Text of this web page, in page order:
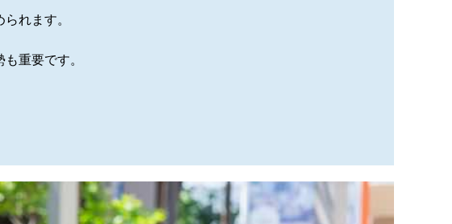
れます。
重要です。